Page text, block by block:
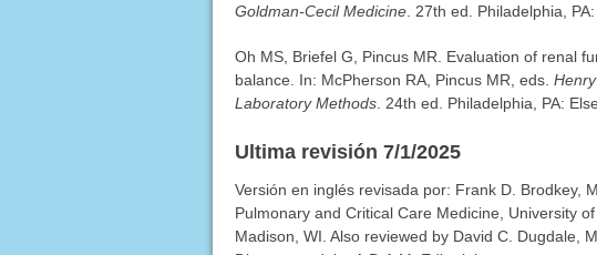
Goldman-Cecil Medicine. 27th ed. Philadelphia,
Oh MS, Briefel G, Pincus MR. Evaluation of renal
balance. In: McPherson RA, Pincus MR, eds.
Laboratory Methods. 24th ed. Philadelphia, PA:
Ultima revisión 7/1/2025
Versión en inglés revisada por: Frank D. Brodkey,
Pulmonary and Critical Care Medicine, University
Madison, WI. Also reviewed by David C. Dugdale,